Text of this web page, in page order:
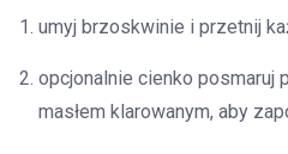
umyj brzoskwinie i przetnij
opcjonalnie cienko posmaruj
masłem klarowanym, aby